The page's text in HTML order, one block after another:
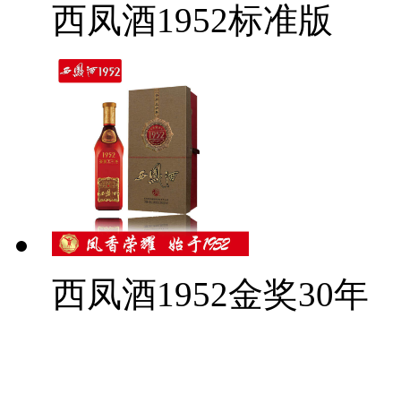
西凤酒1952标准版
西凤酒1952金奖30年